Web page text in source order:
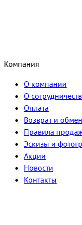
Компания
О компании
О
Оплата
Возврат и
Правила
Эскизы и
Акции
Новости
Контакты